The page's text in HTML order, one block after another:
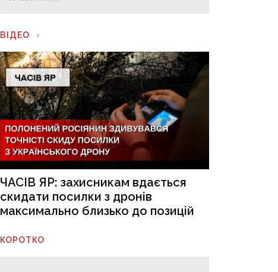
ВІДЕО
ЧАСІВ ЯР: захисникам вдається
скидати посилки з дронів
максимально близько до позицій
КОРОТКО